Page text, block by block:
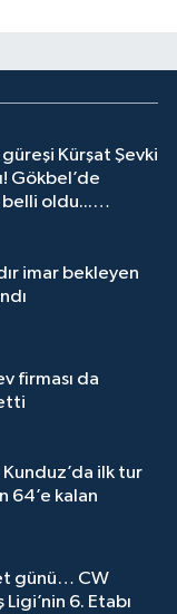
Kürşat Şevki
Gökbel’de
oldu...
imar bekleyen
firması da
ilk tur
64’e kalan
günü… CW
Ligi’nin 6. Etabı